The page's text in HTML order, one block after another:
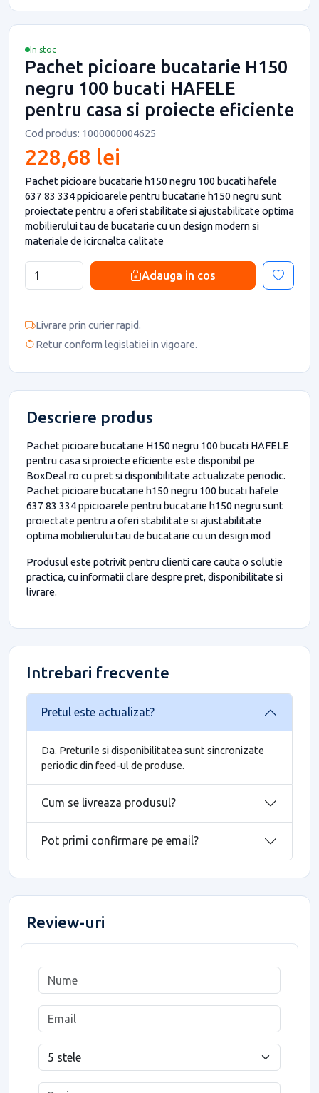
In stoc
Pachet picioare bucatarie H150
negru 100 bucati HAFELE
pentru casa si proiecte eficiente
Cod produs: 1000000004625
228,68 lei
Pachet picioare bucatarie h150 negru 100 bucati hafele
637 83 334 ppicioarele pentru bucatarie h150 negru sunt
proiectate pentru a oferi stabilitate si ajustabilitate optima
mobilierului tau de bucatarie cu un design modern si
materiale de icircnalta calitate
Adauga in cos
Livrare prin curier rapid.
Retur conform legislatiei in vigoare.
Descriere produs
Pachet picioare bucatarie H150 negru 100 bucati HAFELE
pentru casa si proiecte eficiente este disponibil pe
BoxDeal.ro cu pret si disponibilitate actualizate periodic.
Pachet picioare bucatarie h150 negru 100 bucati hafele
637 83 334 ppicioarele pentru bucatarie h150 negru sunt
proiectate pentru a oferi stabilitate si ajustabilitate
optima mobilierului tau de bucatarie cu un design mod
Produsul este potrivit pentru clienti care cauta o solutie
practica, cu informatii clare despre pret, disponibilitate si
livrare.
Intrebari frecvente
Pretul este actualizat?
Da. Preturile si disponibilitatea sunt sincronizate
periodic din feed-ul de produse.
Cum se livreaza produsul?
Pot primi confirmare pe email?
Review-uri